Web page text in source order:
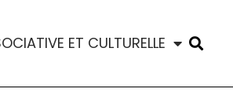
ET CULTURELLE